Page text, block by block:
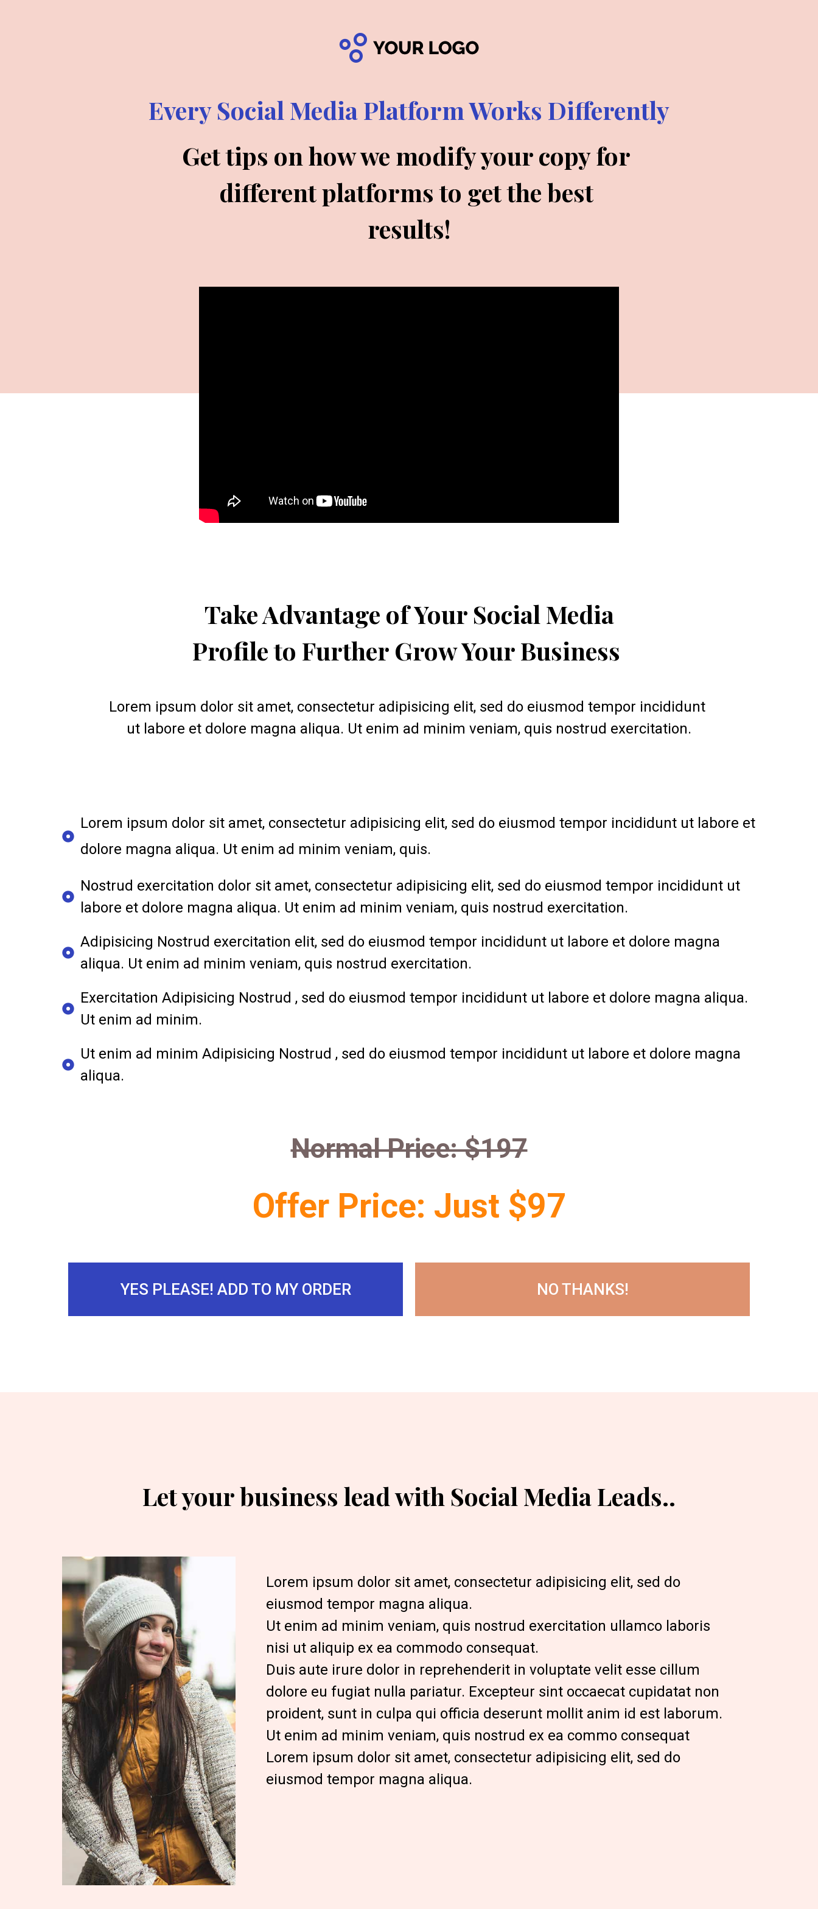
Every Social Media Platform Works Differently
Get tips on how we modify your copy for
different platforms to get the best
results!
Profile to Further Grow Your Business
Lorem ipsum dolor sit amet, consectetur adipisicing elit, sed do eiusmod tempor incididunt
ut labore et dolore magna aliqua. Ut enim ad minim veniam, quis nostrud exercitation.
Lorem ipsum dolor sit amet, consectetur adipisicing elit, sed do eiusmod tempor incididunt ut labore et
dolore magna aliqua. Ut enim ad minim veniam, quis.
Nostrud exercitation dolor sit amet, consectetur adipisicing elit, sed do eiusmod tempor incididunt ut
labore et dolore magna aliqua. Ut enim ad minim veniam, quis nostrud exercitation.
Adipisicing Nostrud exercitation elit, sed do eiusmod tempor incididunt ut labore et dolore magna
aliqua. Ut enim ad minim veniam, quis nostrud exercitation.
Exercitation Adipisicing Nostrud , sed do eiusmod tempor incididunt ut labore et dolore magna aliqua.
Ut enim ad minim.
Ut enim ad minim Adipisicing Nostrud , sed do eiusmod tempor incididunt ut labore et dolore magna
aliqua.
Normal Price: $197
Offer Price: Just $97
YES PLEASE! ADD TO MY ORDER NO THANKS!
Let your business lead with Social Media Leads..
Lorem ipsum dolor sit amet, consectetur adipisicing elit, sed do
eiusmod tempor magna aliqua.
Ut enim ad minim veniam, quis nostrud exercitation ullamco laboris
nisi ut aliquip ex ea commodo consequat.
Duis aute irure dolor in reprehenderit in voluptate velit esse cillum
dolore eu fugiat nulla pariatur. Excepteur sint occaecat cupidatat non
proident, sunt in culpa qui officia deserunt mollit anim id est laborum.
Ut enim ad minim veniam, quis nostrud ex ea commo consequat
Lorem ipsum dolor sit amet, consectetur adipisicing elit, sed do
eiusmod tempor magna aliqua.